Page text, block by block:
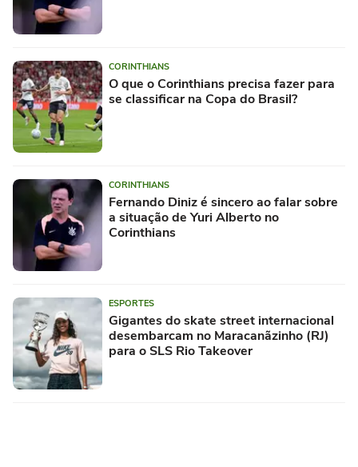
CORINTHIANS
O que o Corinthians precisa fazer para
se classificar na Copa do Brasil?
CORINTHIANS
Fernando Diniz é sincero ao falar sobre
a situação de Yuri Alberto no
Corinthians
ESPORTES
Gigantes do skate street internacional
desembarcam no Maracanãzinho (RJ)
para o SLS Rio Takeover